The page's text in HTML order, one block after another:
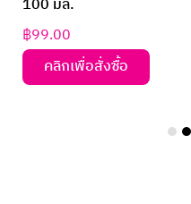
100 มล.
฿99.00
คลิกเพื่อสั่งซื้อ